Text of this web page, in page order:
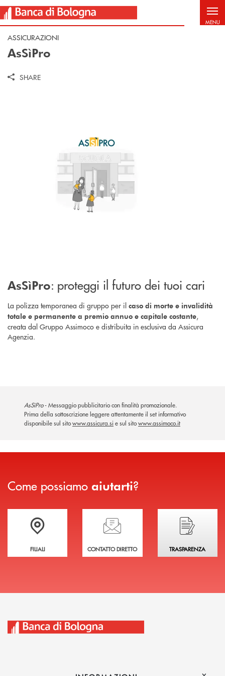
Salta al contenuto principale
MENU
ASSICURAZIONI
AsSìPro
SHARE
AsSìPro: proteggi il futuro dei tuoi cari
La polizza temporanea di gruppo per il caso di morte e invalidità
totale e permanente a premio annuo e capitale costante,
creata dal Gruppo Assimoco e distribuita in esclusiva da Assicura
Agenzia.
AsSìPro- Messaggio pubblicitario con finalità promozionale.
Prima della sottoscrizione leggere attentamente il set informativo
disponibile sul sitowww.assicura.sie sul sitowww.assimoco.it
Come possiamo aiutarti?
Trova la filiale più vicina a te
FILIALI
Hai bisogno di assistenza immediata?
CONTATTO DIRETTO
Hai bisogno di
TRASPARENZA